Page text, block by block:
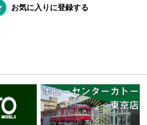
お気に入りに登録する